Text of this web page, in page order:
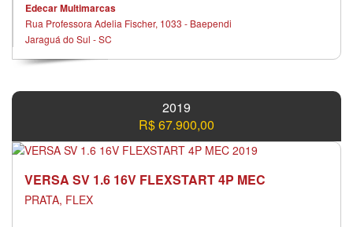
Edecar Multimarcas
Rua Professora Adelia Fischer, 1033 - Baependi
Jaraguá do Sul - SC
2019
R$ 67.900,00
VERSA SV 1.6 16V FLEXSTART 4P MEC
PRATA, FLEX